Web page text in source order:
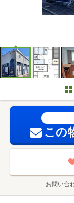
この
お問い合